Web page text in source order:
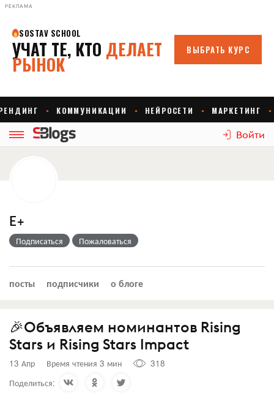
РЕКЛАМА
Войти
E+
Подписаться Пожаловаться
посты подписчики о блоге
🎉Объявляем номинантов Rising
Stars и Rising Stars Impact
13 Апр Время чтения 3 мин
318
Поделиться: